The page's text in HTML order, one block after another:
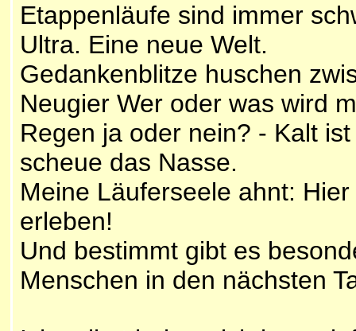
Etappenläufe sind immer
Ultra. Eine neue Welt.
Gedankenblitze huschen
Neugier Wer oder was wird
Regen ja oder nein? - Kalt
scheue das Nasse.
Meine Läuferseele ahnt:
erleben!
Und bestimmt gibt es
Menschen in den nächsten